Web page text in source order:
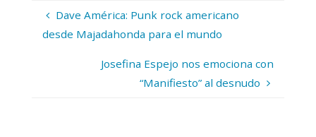
Dave América: Punk rock americano
desde Majadahonda para el mundo
Josefina Espejo nos emociona con
“Manifiesto” al desnudo